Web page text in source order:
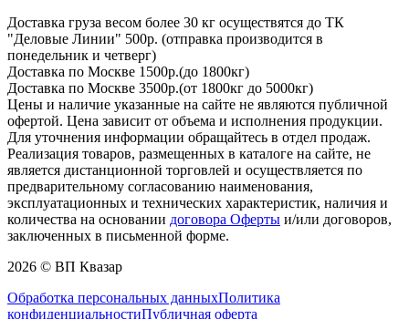
Доставка груза весом более 30 кг осуществятся до ТК
"Деловые Линии" 500р. (отправка производится в
понедельник и четверг)
Доставка по Москве 1500р.(до 1800кг)
Доставка по Москве 3500р.(от 1800кг до 5000кг)
Цены и наличие указанные на сайте не являются публичной
офертой. Цена зависит от объема и исполнения продукции.
Для уточнения информации обращайтесь в отдел продаж.
Реализация товаров, размещенных в каталоге на сайте, не
является дистанционной торговлей и осуществляется по
предварительному согласованию наименования,
эксплуатационных и технических характеристик, наличия и
количества на основании договора Оферты и/или договоров,
заключенных в письменной форме.
2026 © ВП Квазар
Обработка персональных данныхПолитика
конфиденциальностиПубличная оферта